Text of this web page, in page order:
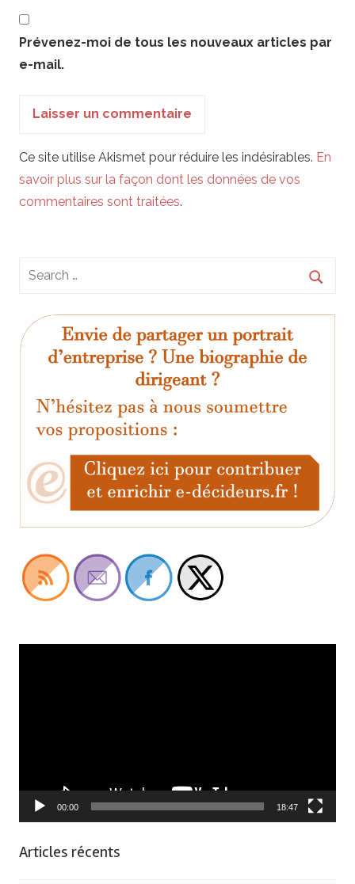
Prévenez-moi de tous les nouveaux articles par
e-mail.
Ce site utilise Akismet pour réduire les indésirables. En
savoir plus sur la façon dont les données de vos
commentaires sont traitées.
00:00 18:47
Articles récents